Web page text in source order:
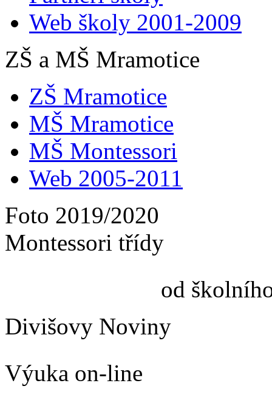
Web školy 2001-2009
ZŠ a MŠ Mramotice
ZŠ Mramotice
MŠ Mramotice
MŠ Montessori
Web 2005-2011
Foto 2019/2020
Montessori třídy
od
Divišovy Noviny
Výuka on-line